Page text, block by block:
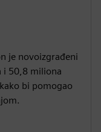
je novoizgrađeni
i 50,8 miliona
bi pomogao